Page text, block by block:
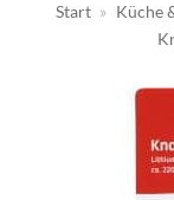
Start » Küche